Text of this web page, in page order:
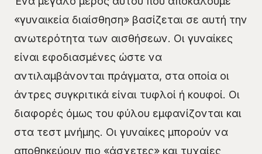
«γυναικεία διαίσθηση» βασίζεται σε αυτή την
ανωτερότητα των αισθήσεων. Οι γυναίκες
είναι εφοδιασμένες ώστε να
αντιλαμβάνονται πράγματα, στα οποία οι
άντρες συγκριτικά είναι τυφλοί ή κουφοί. Οι
διαφορές όμως του φύλου εμφανίζονται και
στα τεστ μνήμης. Οι γυναίκες μπορούν να
αποθηκεύουν πιο «άσχετες» και τυχαίες